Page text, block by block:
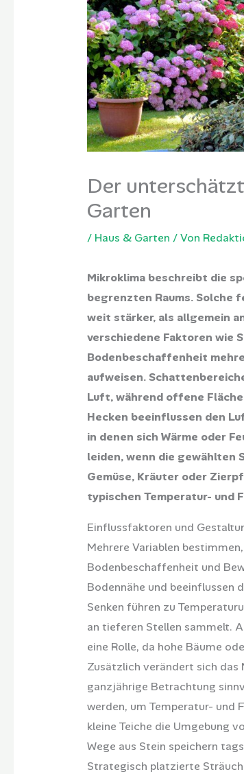
Der
Garten
/ Haus & Garten / Von
Mikroklima beschreibt die
begrenzten Raums. Solche
weit stärker, als allgemein
verschiedene Faktoren wie
Bodenbeschaffenheit
aufweisen.
Luft, während offene
Hecken beeinflussen den
in denen sich Wärme oder
leiden, wenn die gewählten
Gemüse, Kräuter oder
typischen Temperatur- und
Einflussfaktoren und
Mehrere Variablen
Bodenbeschaffenheit und
Bodennähe und beeinflussen
Senken führen zu
an tieferen Stellen sammelt.
eine Rolle, da hohe Bäume
Zusätzlich verändert sich das
ganzjährige Betrachtung
werden, um Temperatur- und
kleine Teiche die Umgebung
Wege aus Stein speichern
Strategisch platzierte